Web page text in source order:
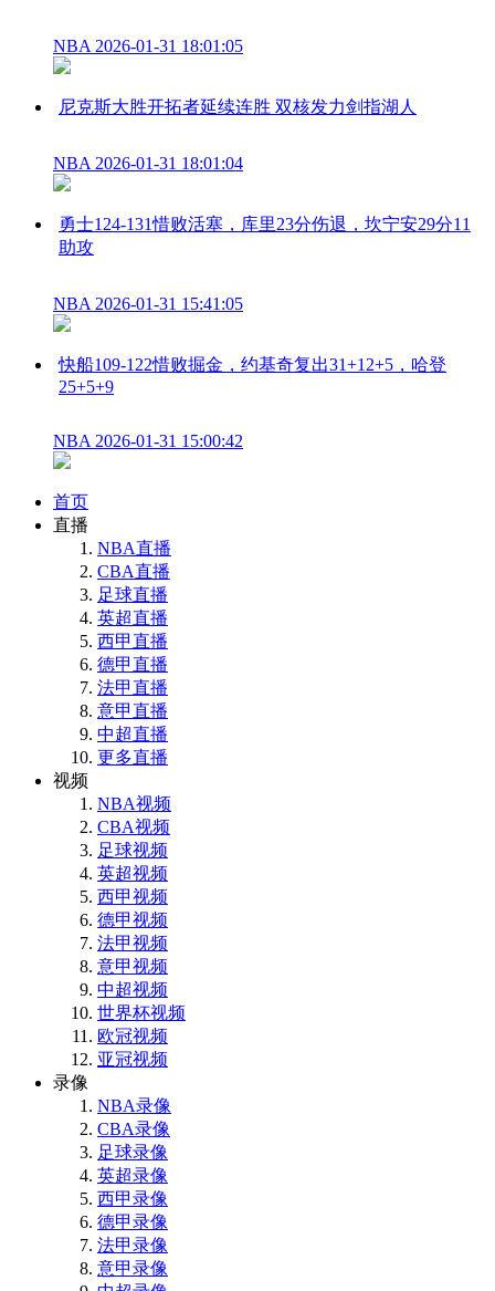
NBA 2026-01-31 18:01:05
尼克斯大胜开拓者延续连胜 双核发力剑指湖人
NBA 2026-01-31 18:01:04
勇士124-131惜败活塞，库里23分伤退，坎宁安29分11
助攻
NBA 2026-01-31 15:41:05
快船109-122惜败掘金，约基奇复出31+12+5，哈登
25+5+9
NBA 2026-01-31 15:00:42
首页
直播
NBA直播
CBA直播
足球直播
英超直播
西甲直播
德甲直播
法甲直播
意甲直播
中超直播
更多直播
视频
NBA视频
CBA视频
足球视频
英超视频
西甲视频
德甲视频
法甲视频
意甲视频
中超视频
世界杯视频
欧冠视频
亚冠视频
录像
NBA录像
CBA录像
足球录像
英超录像
西甲录像
德甲录像
法甲录像
意甲录像